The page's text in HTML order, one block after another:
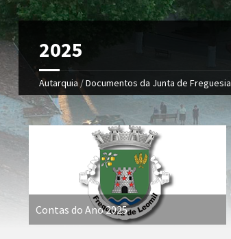
2025
Autarquia /Documentos da Junta de Freguesia
Contas do Ano 2025